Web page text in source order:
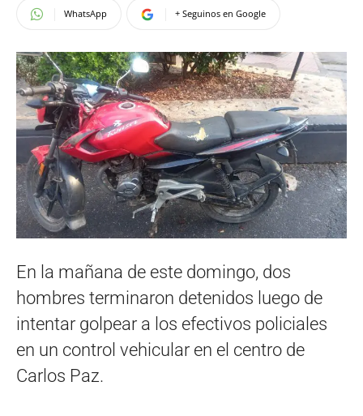
WhatsApp + Seguinos en Google
En la mañana de este domingo, dos
hombres terminaron detenidos luego de
intentar golpear a los efectivos policiales
en un control vehicular en el centro de
Carlos Paz.